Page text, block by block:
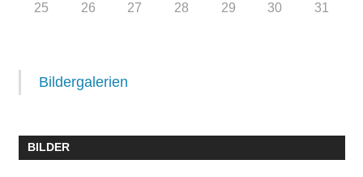
25 26 27 28 29 30 31
Bildergalerien
BILDER